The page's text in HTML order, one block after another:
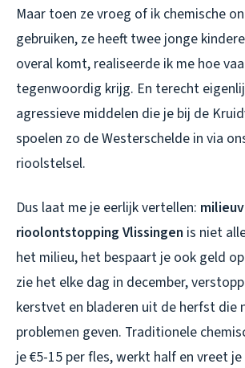
Maar toen ze vroeg of ik chemische
gebruiken, ze heeft twee jonge
overal komt, realiseerde ik me hoe
tegenwoordig krijg. En terecht
agressieve middelen die je bij de
spoelen zo de Westerschelde in via
rioolstelsel.
Dus laat me je eerlijk vertellen:
rioolontstopping Vlissingen is niet
het milieu, het bespaart je ook geld
zie het elke dag in december,
kerstvet en bladeren uit de herfst die
problemen geven. Traditionele
je €5-15 per fles, werkt half en vreet